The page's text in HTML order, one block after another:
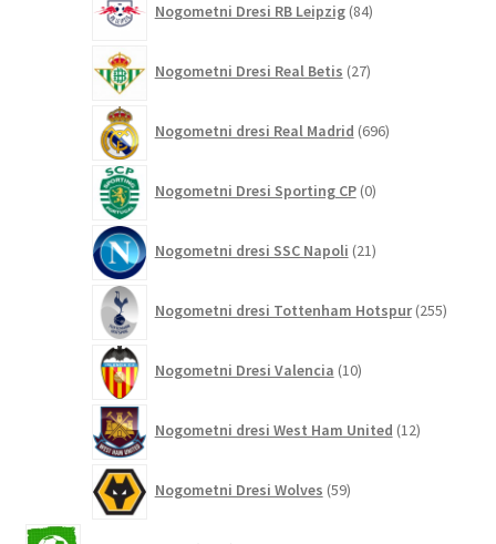
Nogometni Dresi RB Leipzig 84izdelkov
Nogometni Dresi Real Betis 27izdelkov
Nogometni dresi Real Madrid 696izdelkov
Nogometni Dresi Sporting CP 0izdelkov
Nogometni dresi SSC Napoli 21izdelkov
Nogometni dresi Tottenham Hotspur 255
Nogometni Dresi Valencia 10izdelkov
Nogometni dresi West Ham United 12izdelkov
Nogometni Dresi Wolves 59izdelkov